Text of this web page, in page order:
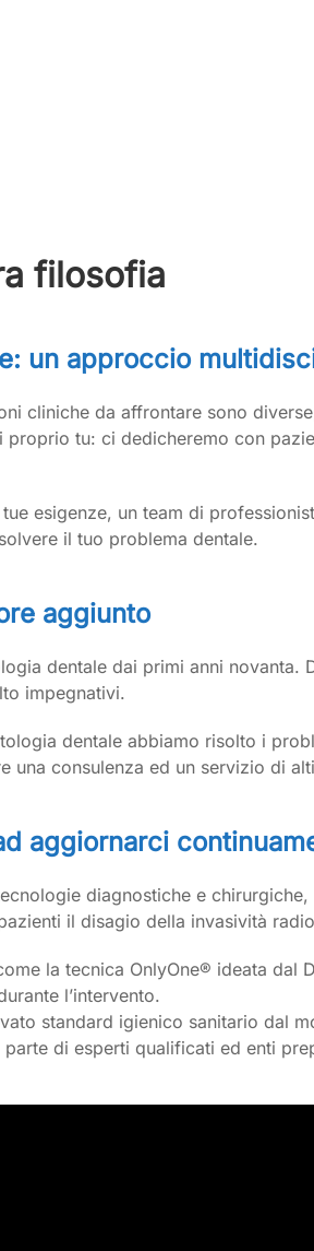
filosofia
un approccio
cliniche da affrontare sono
proprio tu: ci dedicheremo con
esigenze, un team di
il tuo problema dentale.
aggiunto
dentale dai primi anni
impegnativi.
dentale abbiamo risolto i
una consulenza ed un servizio di
aggiornarci
diagnostiche e
il disagio della invasività
la tecnica OnlyOne® ideata
l’intervento.
standard igienico sanitario dal
di esperti qualificati ed enti